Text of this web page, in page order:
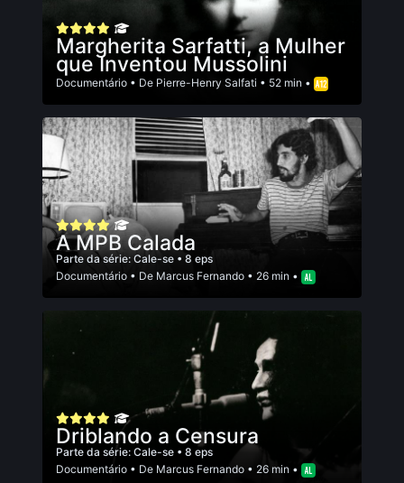
Margherita Sarfatti, a Mulher
que Inventou Mussolini
Documentário • De Pierre-Henry Salfati • 52 min •
A MPB Calada
Parte da série: Cale-se • 8 eps
Documentário • De Marcus Fernando • 26 min •
Driblando a Censura
Parte da série: Cale-se • 8 eps
Documentário • De Marcus Fernando • 26 min •